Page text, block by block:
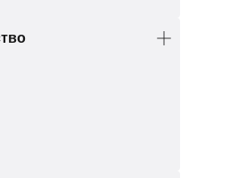
— команда заботы
Решат организационные
и помогут пройти
конца.